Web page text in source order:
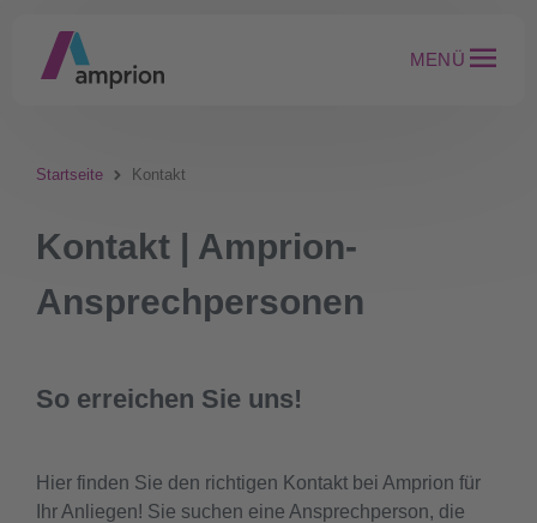
MENÜ
Startseite Kontakt
Kontakt | Amprion-
Ansprechpersonen
So erreichen Sie uns!
Hier finden Sie den richtigen Kontakt bei Amprion für
Ihr Anliegen! Sie suchen eine Ansprechperson, die